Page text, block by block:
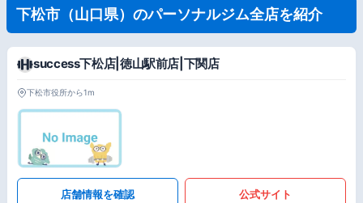
下松市（山口県）のパーソナルジム全店を紹介
success下松店|徳山駅前店|下関店
下松市役所から1m
店舗情報を確認 公式サイト